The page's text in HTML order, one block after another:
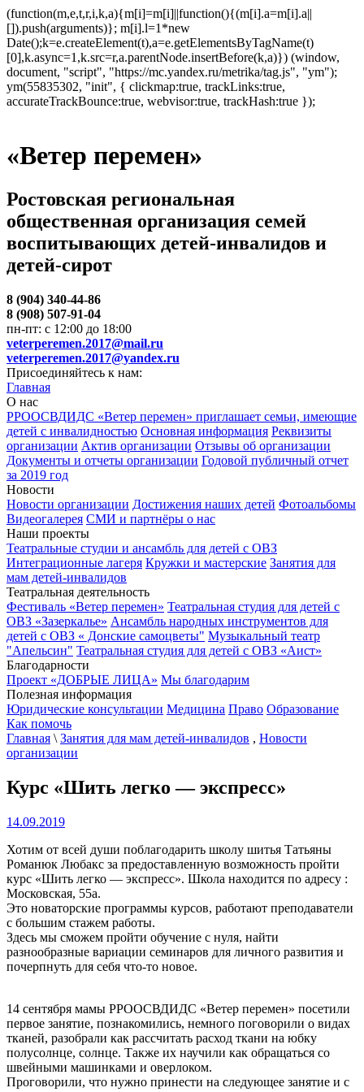
(function(m,e,t,r,i,k,a){m[i]=m[i]||function(){(m[i].a=m[i].a||
[]).push(arguments)}; m[i].l=1*new
Date();k=e.createElement(t),a=e.getElementsByTagName(t)
[0],k.async=1,k.src=r,a.parentNode.insertBefore(k,a)}) (window,
document, "script", "https://mc.yandex.ru/metrika/tag.js", "ym");
ym(55835302, "init", { clickmap:true, trackLinks:true,
accurateTrackBounce:true, webvisor:true, trackHash:true });
«Ветер перемен»
Ростовская региональная
общественная организация семей
воспитывающих детей-инвалидов и
детей-сирот
8 (904) 340-44-86
8 (908) 507-91-04
пн-пт: с 12:00 до 18:00
veterperemen.2017@mail.ru
veterperemen.2017@yandex.ru
Присоединяйтесь к нам:
Главная
О нас
РРООСВДИДС «Ветер перемен» приглашает семьи, имеющие
детей с инвалидностью Основная информация Реквизиты
организации Актив организации Отзывы об организации
Документы и отчеты организации Годовой публичный отчет
за 2019 год
Новости
Новости организации Достижения наших детей Фотоальбомы
Видеогалерея СМИ и партнёры о нас
Наши проекты
Театральные студии и ансамбль для детей с ОВЗ
Интеграционные лагеря Кружки и мастерские Занятия для
мам детей-инвалидов
Театральная деятельность
Фестиваль «Ветер перемен» Театральная студия для детей с
ОВЗ «Зазеркалье» Ансамбль народных инструментов для
детей с ОВЗ « Донские самоцветы" Музыкальный театр
"Апельсин" Театральная студия для детей с ОВЗ «Аист»
Благодарности
Проект «ДОБРЫЕ ЛИЦА» Мы благодарим
Полезная информация
Юридические консультации Медицина Право Образование
Как помочь
Главная \ Занятия для мам детей-инвалидов , Новости
организации
Курс «Шить легко — экспресс»
14.09.2019
Хотим от всей души поблагодарить школу шитья Татьяны
Романюк Любакс за предоставленную возможность пройти
курс «Шить легко — экспресс». Школа находится по адресу :
Московская, 55а.
Это новаторские программы курсов, работают преподаватели
с большим стажем работы.
Здесь мы сможем пройти обучение с нуля, найти
разнообразные вариации семинаров для личного развития и
почерпнуть для себя что-то новое.
14 сентября мамы РРООСВДИДС «Ветер перемен» посетили
первое занятие, познакомились, немного поговорили о видах
тканей, разобрали как рассчитать расход ткани на юбку
полусолнце, солнце. Также их научили как обращаться со
швейными машинками и оверлоком.
Проговорили, что нужно принести на следующее занятие и с